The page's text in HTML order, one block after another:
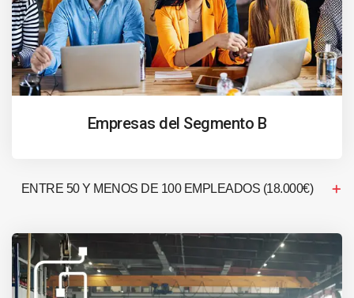
Empresas del Segmento B
ENTRE 50 Y MENOS DE 100 EMPLEADOS (18.000€)